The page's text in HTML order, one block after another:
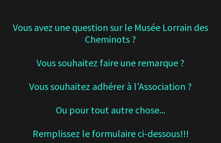
Vous avez une question sur le Musée Lorrain des
Cheminots ?
Vous souhaitez faire une remarque ?
Vous souhaitez adhérer à l'Association ?
Ou pour tout autre chose...
Remplissez le formulaire ci-dessous!!!